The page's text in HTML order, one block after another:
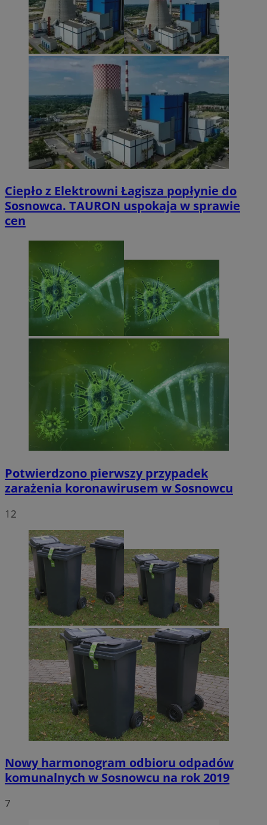
Ciepło z Elektrowni Łagisza popłynie do
Sosnowca. TAURON uspokaja w sprawie
cen
Potwierdzono pierwszy przypadek
zarażenia koronawirusem w Sosnowcu
12
Nowy harmonogram odbioru odpadów
komunalnych w Sosnowcu na rok 2019
7